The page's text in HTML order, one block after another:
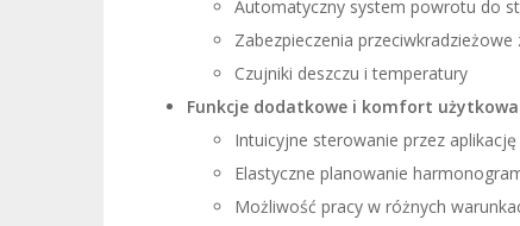
Automatyczny system powrotu do
Zabezpieczenia przeciwkradzieżowe
Czujniki deszczu i temperatury
Funkcje dodatkowe i komfort
Intuicyjne sterowanie przez
Elastyczne planowanie
Możliwość pracy w różnych